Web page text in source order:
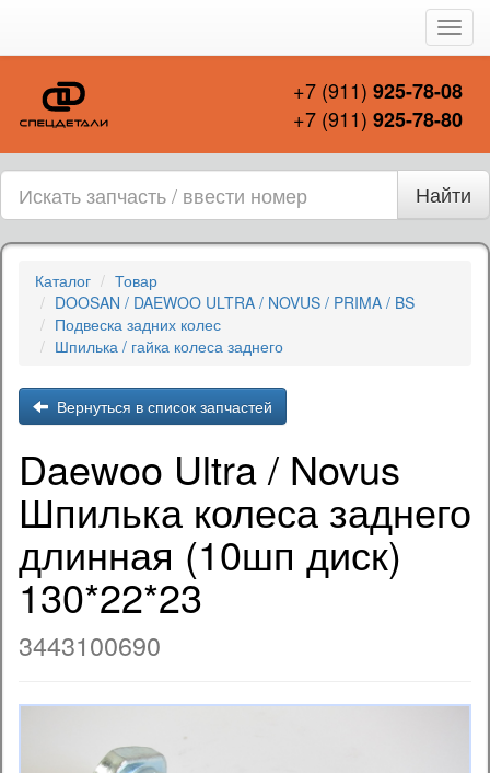
+7 (911) 925-78-08
+7 (911) 925-78-80
Найти
Каталог
Товар
DOOSAN / DAEWOO ULTRA / NOVUS / PRIMA / BS
Подвеска задних колес
Шпилька / гайка колеса заднего
Вернуться в список запчастей
Daewoo Ultra / Novus
Шпилька колеса заднего
длинная (10шп диск)
130*22*23
3443100690